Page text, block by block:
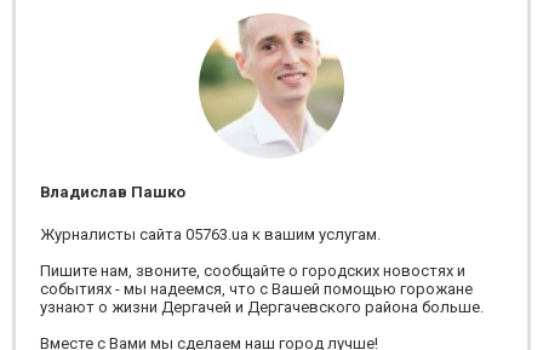
Владислав Пашко
Журналисты сайта 05763.ua к вашим услугам.
Пишите нам, звоните, сообщайте о городских новостях и
событиях - мы надеемся, что с Вашей помощью горожане
узнают о жизни Дергачей и Дергачевского района больше.
Вместе с Вами мы сделаем наш город лучше!